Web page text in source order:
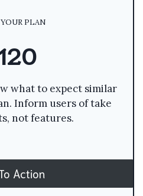
PLAN
what to expect similar
Inform users of take
not features.
Action